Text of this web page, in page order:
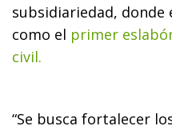
subsidiariedad,
como el primer
civil.
“Se busca fortalecer